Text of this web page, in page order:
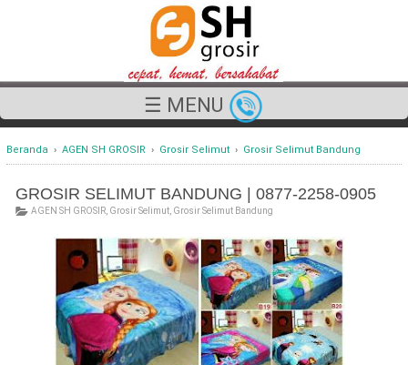
☰ MENU
Beranda › AGEN SH GROSIR › Grosir Selimut › Grosir Selimut Bandung
GROSIR SELIMUT BANDUNG | 0877-2258-0905
AGEN SH GROSIR, Grosir Selimut, Grosir Selimut Bandung